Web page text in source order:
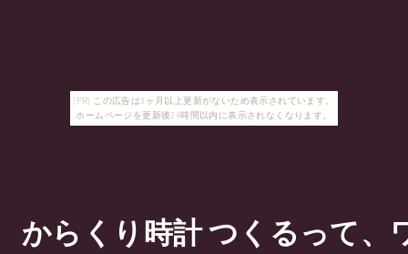
[PR] この広告は3ヶ月以上更新がないため表示されています。
ホームページを更新後24時間以内に表示されなくなります。
からくり時計 つくるって、